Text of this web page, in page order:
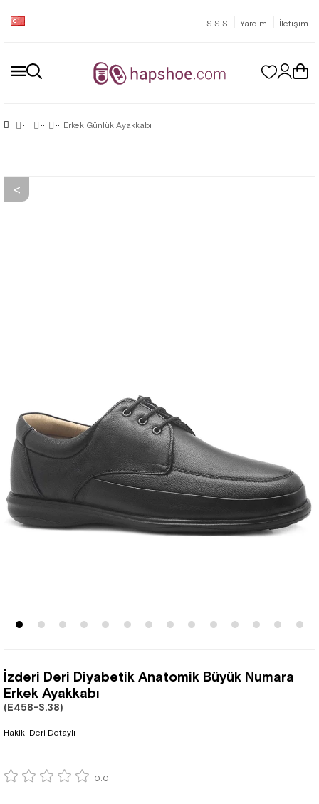
S.S.S | Yardım | İletişim
Erkek Günlük Ayakkabı
İzderi Deri Diyabetik Anatomik Büyük Numara
Erkek Ayakkabı
(E458-S.38)
Hakiki Deri Detaylı
0.0